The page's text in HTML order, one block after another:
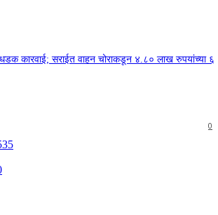
धडक कारवाई; सराईत वाहन चोराकडून ४.८० लाख रुपयांच्या ६
0